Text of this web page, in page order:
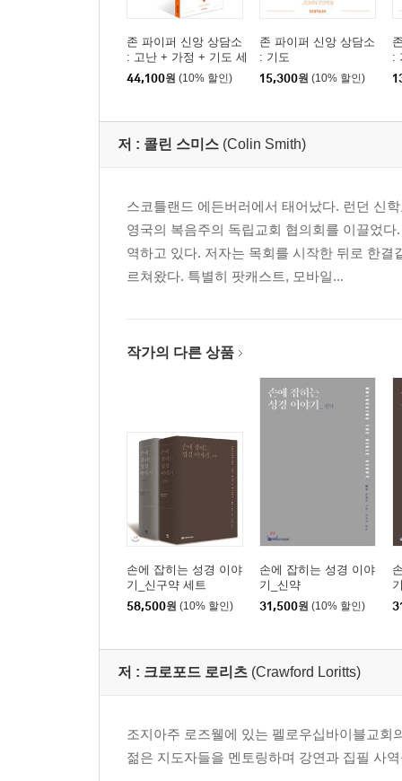
존 파이퍼 신앙 상담소
: 고난 + 가정 + 기도 세
트
44,100원 (10% 할인)
존 파이퍼 신앙 상담소
: 기도
15,300원 (10% 할인)
:
저 : 콜린 스미스 (Colin Smith)
스코틀랜드 에든버러에서 태어났다. 런던 신
영국의 복음주의 독립교회 협의회를 이끌었
역하고 있다. 저자는 목회를 시작한 뒤로 한
르쳐왔다. 특별히 팟캐스트, 모바일...
작가의 다른 상품
손에 잡히는 성경 이야
기_신구약 세트
58,500원 (10% 할인)
손에 잡히는 성경 이야
기_신약
31,500원 (10% 할인)
저 : 크로포드 로리츠 (Crawford Loritts)
조지아주 로즈웰에 있는 펠로우십바이블교회
젊은 지도자들을 멘토링하며 강연과 집필 사